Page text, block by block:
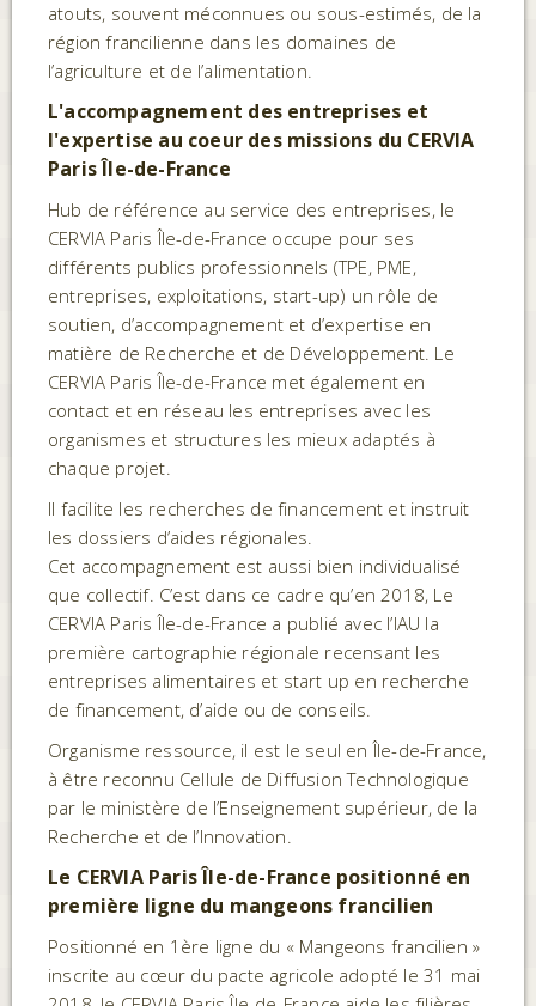
atouts, souvent méconnues ou sous-estimés, de la
région francilienne dans les domaines de
l’agriculture et de l’alimentation.
L'accompagnement des entreprises et
l'expertise au coeur des missions du CERVIA
Paris Île-de-France
Hub de référence au service des entreprises, le
CERVIA Paris Île-de-France occupe pour ses
différents publics professionnels (TPE, PME,
entreprises, exploitations, start-up) un rôle de
soutien, d’accompagnement et d’expertise en
matière de Recherche et de Développement. Le
CERVIA Paris Île-de-France met également en
contact et en réseau les entreprises avec les
organismes et structures les mieux adaptés à
chaque projet.
Il facilite les recherches de financement et instruit
les dossiers d’aides régionales.
Cet accompagnement est aussi bien individualisé
que collectif. C’est dans ce cadre qu’en 2018, Le
CERVIA Paris Île-de-France a publié avec l’IAU la
première cartographie régionale recensant les
entreprises alimentaires et start up en recherche
de financement, d’aide ou de conseils.
Organisme ressource, il est le seul en Île-de-France,
à être reconnu Cellule de Diffusion Technologique
par le ministère de l’Enseignement supérieur, de la
Recherche et de l’Innovation.
Le CERVIA Paris Île-de-France positionné en
première ligne du mangeons francilien
Positionné en 1ère ligne du « Mangeons francilien »
inscrite au cœur du pacte agricole adopté le 31 mai